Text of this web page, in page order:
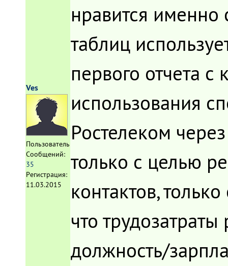
Ves
Пользователь
Сообщений:
35
Регистрация:
11.03.2015
нравится именно
таблиц
первого отчета с
использования
Ростелеком
только с целью
контактов,
что
должность/